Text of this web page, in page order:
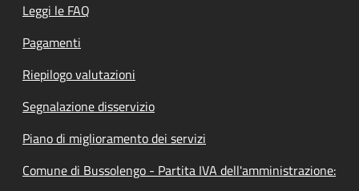
Leggi le FAQ
Pagamenti
Riepilogo valutazioni
Segnalazione disservizio
Piano di miglioramento dei servizi
Comune di Bussolengo - Partita IVA dell'amministrazione: